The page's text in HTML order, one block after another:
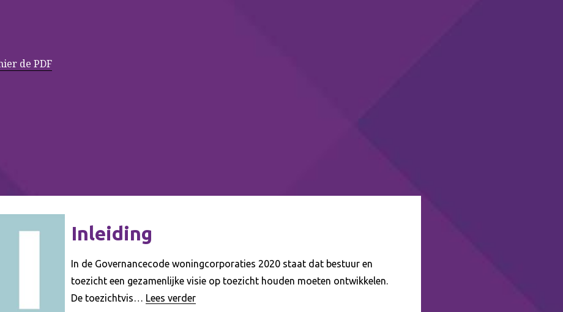
de PDF
Inleiding
In de Governancecode woningcorporaties 2020 staat dat bestuur en
toezicht een gezamenlijke visie op toezicht houden moeten ontwikkelen.
De toezichtvis… Lees verder